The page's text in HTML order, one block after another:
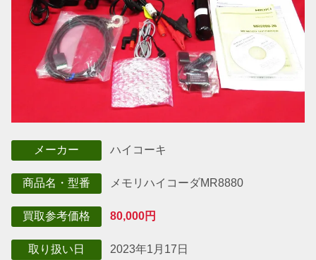
メーカー ハイコーキ
商品名・型番 メモリハイコーダMR8880
買取参考価格 80,000円
取り扱い日 2023年1月17日